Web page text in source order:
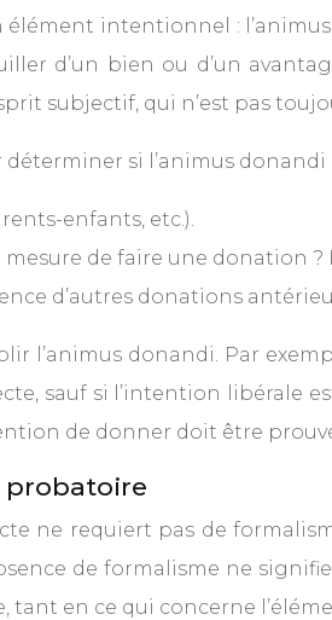
intentionnel :
d’un bien ou d’un
subjectif, qui n’est pas
si l’animus donandi
enfants, etc.).
de faire une donation ?
d’autres donations
l’animus donandi. Par
sauf si l’intention libérale
de donner doit être
probatoire
ne requiert pas de
de formalisme ne
tant en ce qui concerne